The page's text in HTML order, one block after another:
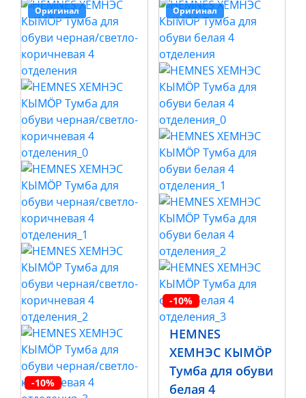
Оригинал
-10%
Оригинал
-10%
HEMNES
ХЕМНЭС КЫМÖР
Тумба для обуви
белая 4